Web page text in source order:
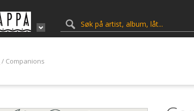
/ Companions